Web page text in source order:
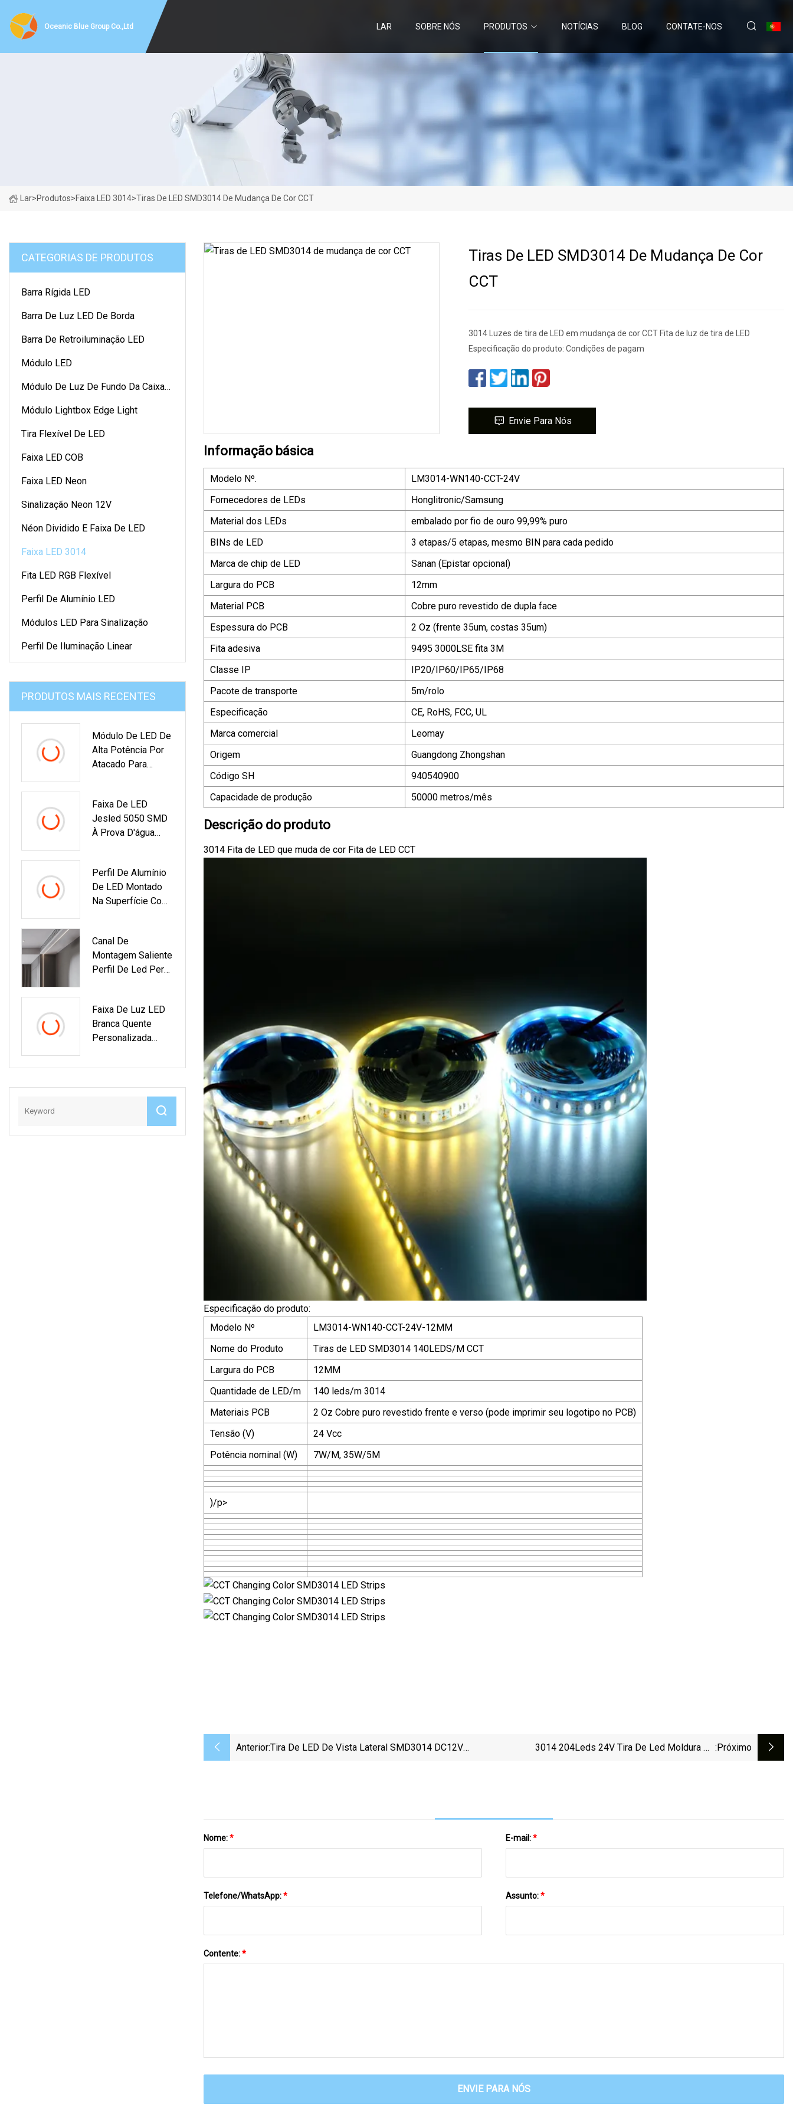
Oceanic Blue Group Co.,Ltd LAR SOBRE NÓS PRODUTOS NOTÍCIAS BLOG CONTATE-NOS
Lar>Produtos>Faixa LED 3014>Tiras De LED SMD3014 De Mudança De Cor CCT
CATEGORIAS DE PRODUTOS
Barra Rígida LED
Barra De Luz LED De Borda
Barra De Retroiluminação LED
Módulo LED
Módulo De Luz De Fundo Da Caixa
Módulo Lightbox Edge Light
Tira Flexível De LED
Faixa LED COB
Faixa LED Neon
Sinalização Neon 12V
Néon Dividido E Faixa De LED
Faixa LED 3014
Fita LED RGB Flexível
Perfil De Alumínio LED
Módulos LED Para Sinalização
Perfil De Iluminação Linear
PRODUTOS MAIS RECENTES
Módulo De LED De
Alta Potência Por
Atacado Para
Interna
Faixa De LED
Jesled 5050 SMD
À Prova D'água
Controle Remoto
Por Aplicativo
Perfil De Alumínio
De LED Montado
Na Superfície Com
Retangular
Canal De
Montagem Saliente
Perfil De Led Perfil
Alumínio LED
Faixa De Luz LED
Branca Quente
Personalizada
De Luz Para
Tiras De LED SMD3014 De Mudança De Cor
CCT
3014 Luzes de tira de LED em mudança de cor CCT Fita de luz de tira de LED
Especificação do produto: Condições de pagam
Envie Para Nós
Informação básica
Modelo Nº.
LM3014-WN140-CCT-24V
Fornecedores de LEDs
Honglitronic/Samsung
Material dos LEDs
embalado por fio de ouro 99,99% puro
BINs de LED
3 etapas/5 etapas, mesmo BIN para cada pedido
Marca de chip de LED
Sanan (Epistar opcional)
Largura do PCB
12mm
Material PCB
Cobre puro revestido de dupla face
Espessura do PCB
2 Oz (frente 35um, costas 35um)
Fita adesiva
9495 3000LSE fita 3M
Classe IP
IP20/IP60/IP65/IP68
Pacote de transporte
5m/rolo
Especificação
CE, RoHS, FCC, UL
Marca comercial
Leomay
Origem
Guangdong Zhongshan
Código SH
940540900
Capacidade de produção
50000 metros/mês
Descrição do produto
3014 Fita de LED que muda de cor Fita de LED CCT
Especificação do produto:
Modelo Nº
LM3014-WN140-CCT-24V-12MM
Nome do Produto
Tiras de LED SMD3014 140LEDS/M CCT
Largura do PCB
12MM
Quantidade de LED/m
140 leds/m 3014
Materiais PCB
2 Oz Cobre puro revestido frente e verso (pode imprimir seu logotipo no PCB)
Tensão (V)
24 Vcc
Potência nominal (W)
7W/M, 35W/5M
)/p>
Anterior:Tira De LED De Vista Lateral SMD3014 DC12V
3014 204Leds 24V Tira De Led Moldura De :próximo
Nome:* E-mail:*
Telefone/WhatsApp:* Assunto:*
Contente:*
ENVIE PARA NÓS